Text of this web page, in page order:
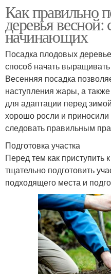
Как правильно
деревья весной:
начинающих
Посадка плодовых
способ начать
Весенняя посадка
наступления жары, а
для адаптации перед
хорошо росли и
следовать правильным
Подготовка участка
Перед тем как приступить
тщательно подготовить
подходящего места и